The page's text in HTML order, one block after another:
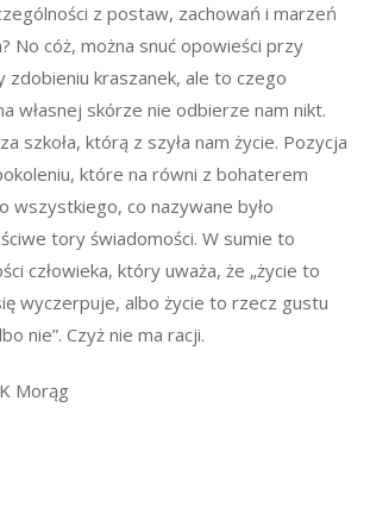
z postaw, zachowań i marzeń
No cóż, można snuć opowieści przy
zdobieniu kraszanek, ale to czego
własnej skórze nie odbierze nam nikt.
szkoła, którą z szyła nam życie. Pozycja
które na równi z bohaterem
wszystkiego, co nazywane było
tory świadomości. W sumie to
człowieka, który uważa, że „życie to
wyczerpuje, albo życie to rzecz gustu
nie”. Czyż nie ma racji.
Morąg